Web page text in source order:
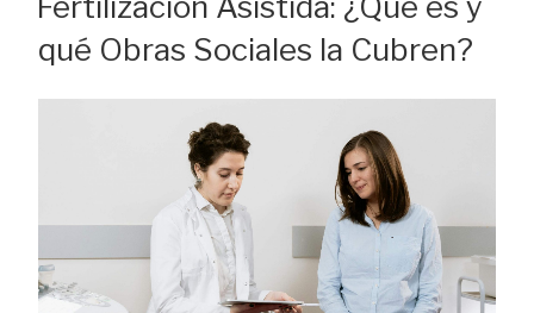
qué Obras Sociales la Cubren?